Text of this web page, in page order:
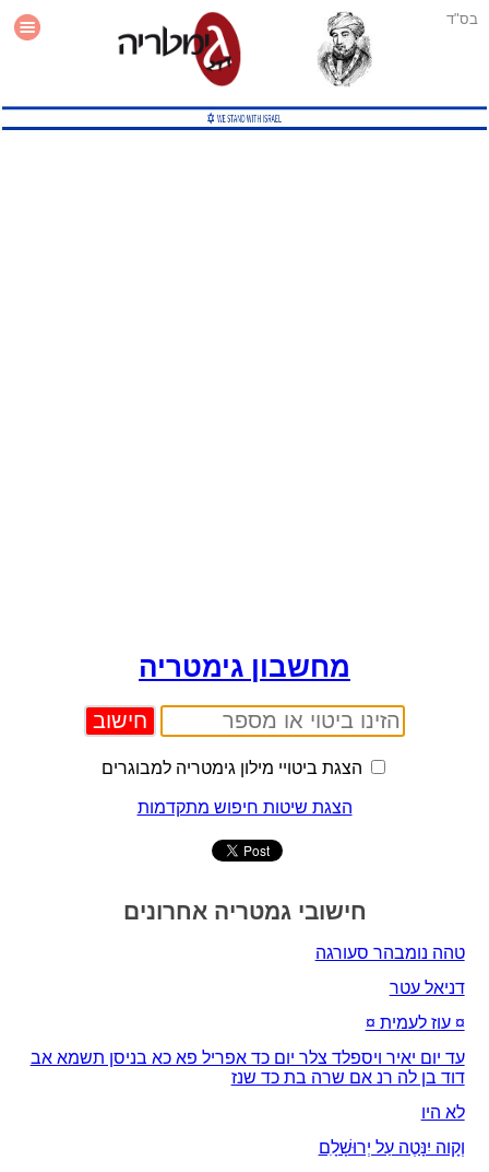
בס"ד
עזרה
מחשבון גימטריה
הצגת ביטויי מילון גימטריה למבוגרים
הצגת שיטות חיפוש מתקדמות
חישובי גמטריה אחרונים
טהה נומבהר סעורגה
דניאל עטר
¤ עוז לעמית ¤
עד יום יאיר ויספלד צלר יום כד אפריל פא כא בניסן תשמא אב
דוד בן לה רנ אם שרה בת כד שנז
לא היו
וְקָוה יִנָּטֶה עַל יְרוּשָׁלָ‍ִם